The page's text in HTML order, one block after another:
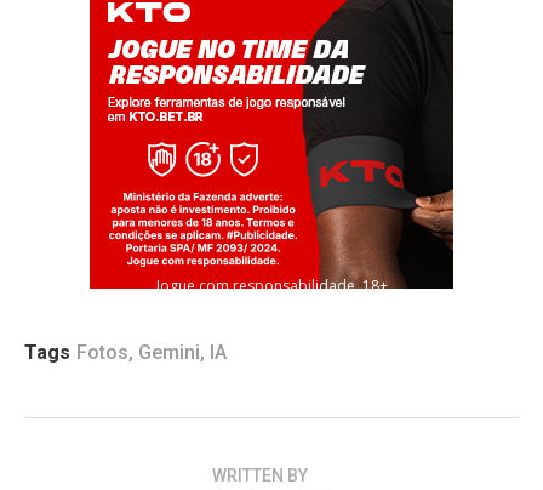
Jogue com responsabilidade. 18+
Tags Fotos, Gemini, IA
WRITTEN BY
Pinterest